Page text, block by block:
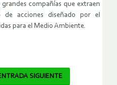
compañías que extraen
acciones diseñado por el
para el Medio Ambiente.
SIGUIENTE